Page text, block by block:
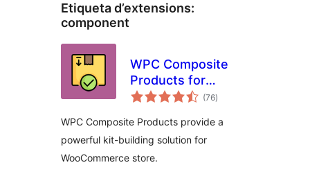
Etiqueta d’extensions:
component
WPC Composite
Products for
WooCommerce
(76puntuacions
totals
)
WPC Composite Products provide a
powerful kit-building solution for
WooCommerce store.